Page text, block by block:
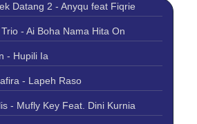
Datang 2 - Anyqu feat Fiqrie
- Ai Boha Nama Hita On
- Hupili Ia
- Lapeh Raso
- Mufly Key Feat. Dini Kurnia